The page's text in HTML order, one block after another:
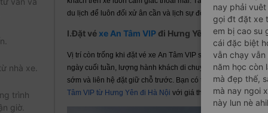
nhà xe.
trình
giờ.
du lịch để luôn đối xử ân cần và lịch sự đối với hành khách.
I.Đặt vé xe An Tâm VIP đi Hưng Yên từ Hà Nội và
Vị trí còn trống khi đặt vé xe An Tâm VIP sẽ tùy thuộc vào
ngày cuối tuần, lượng hành khách di chuyển sẽ nhiều hơn,
sớm và liên hệ đặt giữ chỗ trước. Bạn có thể đặt trực tuyếnxe
Tâm VIP từ Hưng Yên đi Hà Nội với giá thấp nhất tại website
nay phải
gọi đt đặt xe
em bị cao su
cái đặc biệt
vẫn chạy
năm học còn
mà đẹp thế,
mà nay ngoi
này lun nè